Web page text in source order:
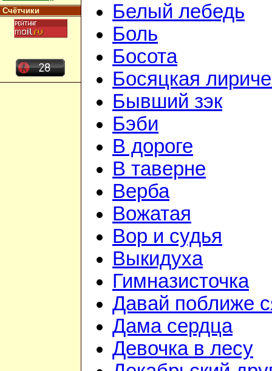
Счётчики
Белый лебедь
Боль
Босота
Босяцкая
Бывший зэк
Бэби
В дороге
В таверне
Верба
Вожатая
Вор и судья
Выкидуха
Гимназисточка
Давай поближе
Дама сердца
Девочка в лесу